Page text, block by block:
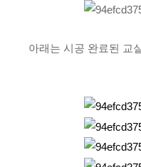
아래는 시공 완료된 교